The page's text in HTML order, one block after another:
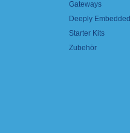
Gateways
Deeply Embedded
Starter Kits
Zubehör